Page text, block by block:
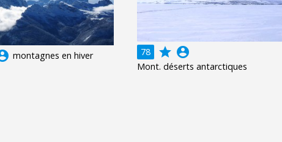
78 grade account_circle
Mont. déserts antarctiques
montagnes en hiver